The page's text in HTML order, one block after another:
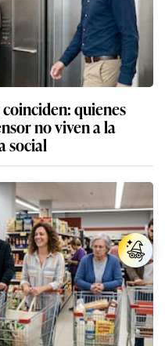
quienes
no viven a la
social